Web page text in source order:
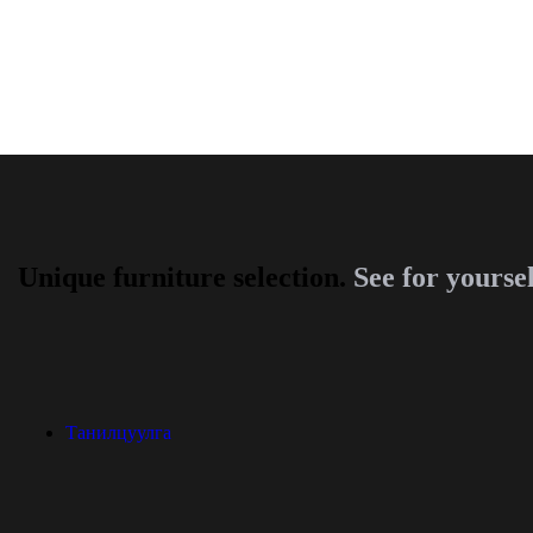
Unique furniture selection. See for
Танилцуулга